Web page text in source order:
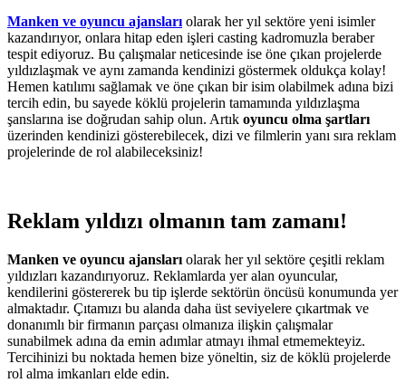
Manken ve oyuncu ajansları olarak her yıl sektöre yeni isimler
kazandırıyor, onlara hitap eden işleri casting kadromuzla beraber
tespit ediyoruz. Bu çalışmalar neticesinde ise öne çıkan projelerde
yıldızlaşmak ve aynı zamanda kendinizi göstermek oldukça kolay!
Hemen katılımı sağlamak ve öne çıkan bir isim olabilmek adına bizi
tercih edin, bu sayede köklü projelerin tamamında yıldızlaşma
şanslarına ise doğrudan sahip olun. Artık oyuncu olma şartları
üzerinden kendinizi gösterebilecek, dizi ve filmlerin yanı sıra reklam
projelerinde de rol alabileceksiniz!
Reklam yıldızı olmanın tam zamanı!
Manken ve oyuncu ajansları olarak her yıl sektöre çeşitli reklam
yıldızları kazandırıyoruz. Reklamlarda yer alan oyuncular,
kendilerini göstererek bu tip işlerde sektörün öncüsü konumunda yer
almaktadır. Çıtamızı bu alanda daha üst seviyelere çıkartmak ve
donanımlı bir firmanın parçası olmanıza ilişkin çalışmalar
sunabilmek adına da emin adımlar atmayı ihmal etmemekteyiz.
Tercihinizi bu noktada hemen bize yöneltin, siz de köklü projelerde
rol alma imkanları elde edin.